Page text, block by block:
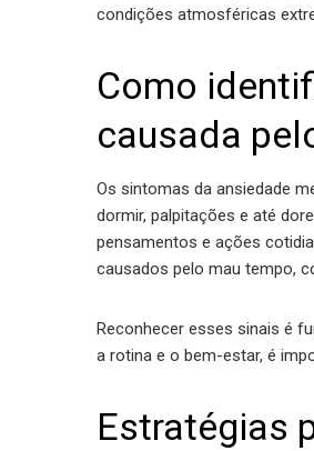
condições atmosféricas
Como
causada
Os sintomas da ansiedade
dormir, palpitações e até
pensamentos e ações
causados pelo mau tempo,
Reconhecer esses sinais é
a rotina e o bem-estar, é
Estratégias